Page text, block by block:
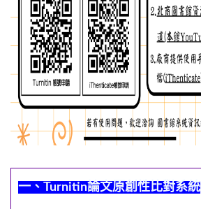
一、 Turnitin論文原創性比對系統